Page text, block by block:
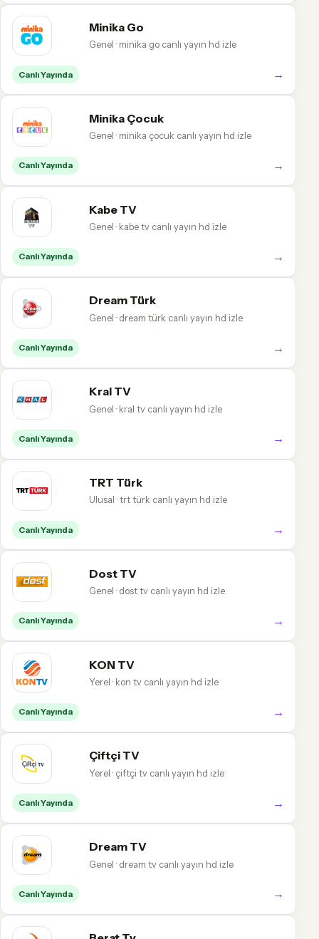
Minika Go
Genel · minika go canlı yayın hd izle
Canlı Yayında →
Minika Çocuk
Genel · minika çocuk canlı yayın hd izle
Canlı Yayında →
Kabe TV
Genel · kabe tv canlı yayın hd izle
Canlı Yayında →
Dream Türk
Genel · dream türk canlı yayın hd izle
Canlı Yayında →
Kral TV
Genel · kral tv canlı yayın hd izle
Canlı Yayında →
TRT Türk
Ulusal · trt türk canlı yayın hd izle
Canlı Yayında →
Dost TV
Genel · dost tv canlı yayın hd izle
Canlı Yayında →
KON TV
Yerel · kon tv canlı yayın hd izle
Canlı Yayında →
Çiftçi TV
Yerel · çiftçi tv canlı yayın hd izle
Canlı Yayında →
Dream TV
Genel · dream tv canlı yayın hd izle
Canlı Yayında →